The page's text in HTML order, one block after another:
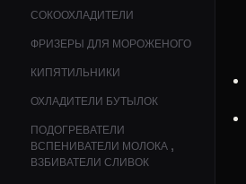
СОКООХЛАДИТЕЛИ
ФРИЗЕРЫ ДЛЯ МОРОЖЕНОГО
КИПЯТИЛЬНИКИ
ОХЛАДИТЕЛИ БУТЫЛОК
ПОДОГРЕВАТЕЛИ
ВСПЕНИВАТЕЛИ МОЛОКА ,
ВЗБИВАТЕЛИ СЛИВОК